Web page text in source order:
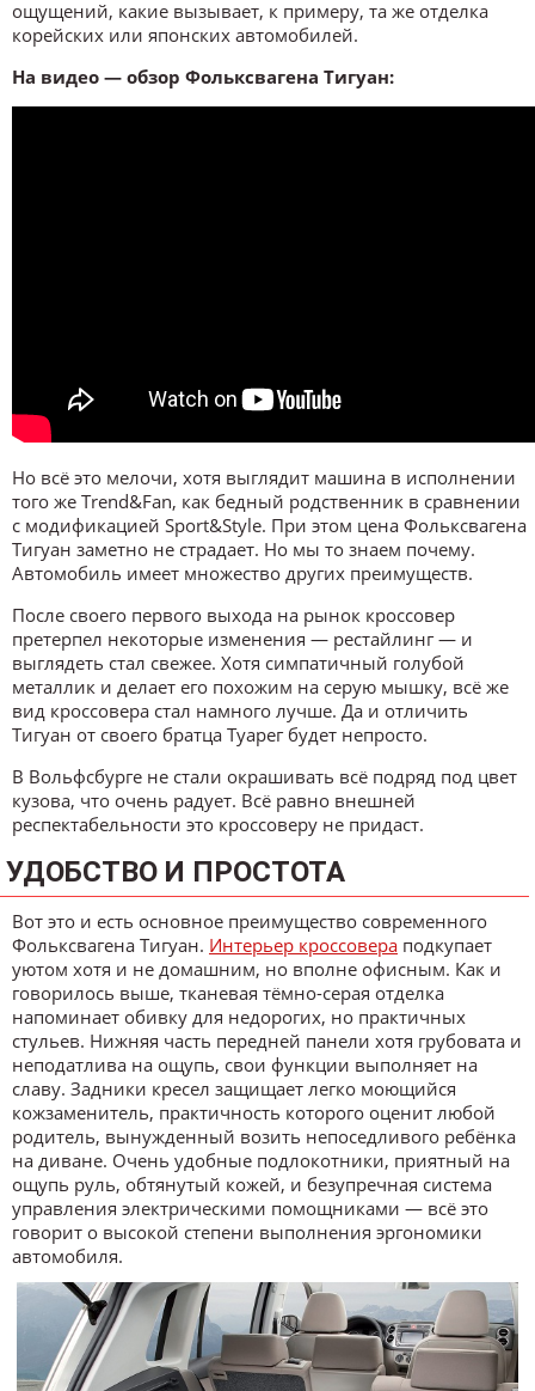
ощущений, какие вызывает, к примеру, та же отделка
корейских или японских автомобилей.
На видео — обзор Фольксвагена Тигуан:
Но всё это мелочи, хотя выглядит машина в исполнении
того же Trend&Fan, как бедный родственник в сравнении
с модификацией Sport&Style. При этом цена Фольксвагена
Тигуан заметно не страдает. Но мы то знаем почему.
Автомобиль имеет множество других преимуществ.
После своего первого выхода на рынок кроссовер
претерпел некоторые изменения — рестайлинг — и
выглядеть стал свежее. Хотя симпатичный голубой
металлик и делает его похожим на серую мышку, всё же
вид кроссовера стал намного лучше. Да и отличить
Тигуан от своего братца Туарег будет непросто.
В Вольфсбурге не стали окрашивать всё подряд под цвет
кузова, что очень радует. Всё равно внешней
респектабельности это кроссоверу не придаст.
УДОБСТВО И ПРОСТОТА
Вот это и есть основное преимущество современного
Фольксвагена Тигуан. Интерьер кроссовера подкупает
уютом хотя и не домашним, но вполне офисным. Как и
говорилось выше, тканевая тёмно-серая отделка
напоминает обивку для недорогих, но практичных
стульев. Нижняя часть передней панели хотя грубовата и
неподатлива на ощупь, свои функции выполняет на
славу. Задники кресел защищает легко моющийся
кожзаменитель, практичность которого оценит любой
родитель, вынужденный возить непоседливого ребёнка
на диване. Очень удобные подлокотники, приятный на
ощупь руль, обтянутый кожей, и безупречная система
управления электрическими помощниками — всё это
говорит о высокой степени выполнения эргономики
автомобиля.